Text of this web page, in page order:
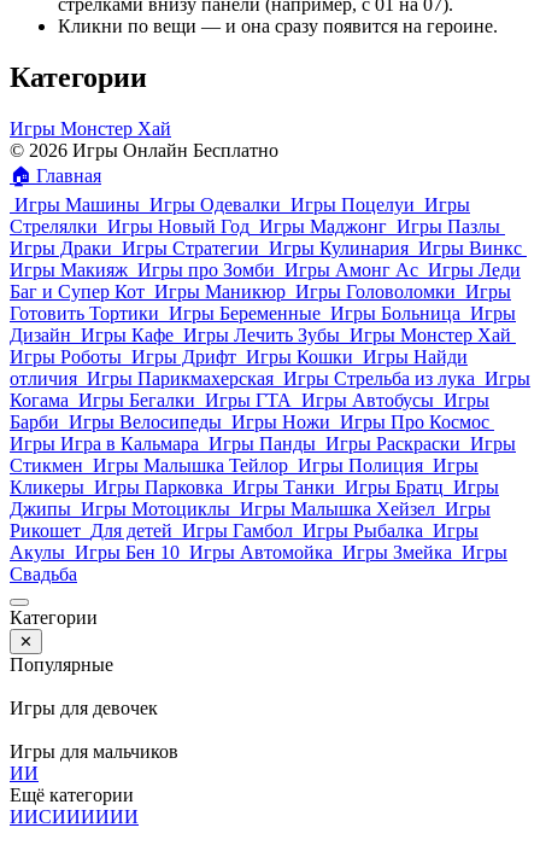
стрелками внизу панели (например, с 01 на 07).
Кликни по вещи — и она сразу появится на героине.
Категории
Игры Монстер Хай
© 2026 Игры Онлайн Бесплатно
🏠 Главная
Игры Машины Игры Одевалки Игры Поцелуи Игры
Стрелялки Игры Новый Год Игры Маджонг Игры Пазлы
Игры Драки Игры Стратегии Игры Кулинария Игры Винкс
Игры Макияж Игры про Зомби Игры Амонг Ас Игры Леди
Баг и Супер Кот Игры Маникюр Игры Головоломки Игры
Готовить Тортики Игры Беременные Игры Больница Игры
Дизайн Игры Кафе Игры Лечить Зубы Игры Монстер Хай
Игры Роботы Игры Дрифт Игры Кошки Игры Найди
отличия Игры Парикмахерская Игры Стрельба из лука Игры
Когама Игры Бегалки Игры ГТА Игры Автобусы Игры
Барби Игры Велосипеды Игры Ножи Игры Про Космос
Игры Игра в Кальмара Игры Панды Игры Раскраски Игры
Стикмен Игры Малышка Тейлор Игры Полиция Игры
Кликеры Игры Парковка Игры Танки Игры Братц Игры
Джипы Игры Мотоциклы Игры Малышка Хейзел Игры
Рикошет Для детей Игры Гамбол Игры Рыбалка Игры
Акулы Игры Бен 10 Игры Автомойка Игры Змейка Игры
Свадьба
Категории
✕
Популярные
Игры для девочек
Игры для мальчиков
ИИ
Ещё категории
ИИСИИИИИИ